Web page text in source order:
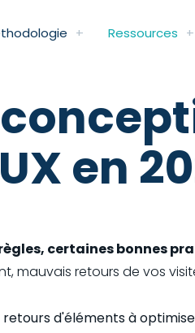
Ressources
en
certaines bonnes
mauvais retours de vos
retours d'éléments à